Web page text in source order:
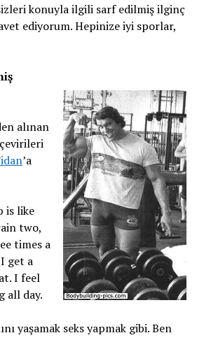
konuyla ilgili sarf edilmiş ilginç
ediyorum. Hepinize iyi sporlar,
alınan
’a
is like
two,
times a
get a
I feel
all day.
yaşamak seks yapmak gibi. Ben